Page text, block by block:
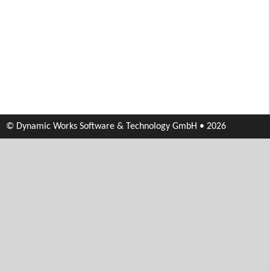
© Dynamic Works Software & Technology GmbH • 2026